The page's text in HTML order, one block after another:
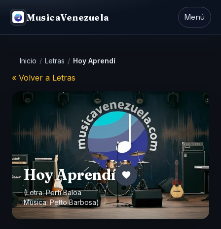
MusicaVenezuela Menú
Inicio / Letras / Hoy Aprendí
« Volver a Letras
Hoy Aprendí
(Letra:Porfi Baloa
Música: Petto Barbosa)